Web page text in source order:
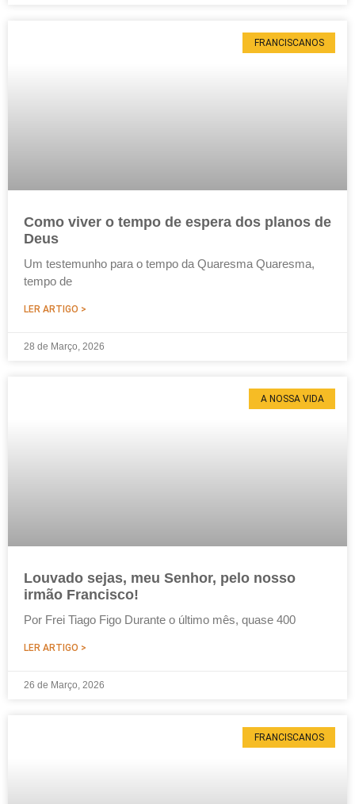
FRANCISCANOS
Como viver o tempo de espera dos planos de
Deus
Um testemunho para o tempo da Quaresma Quaresma,
tempo de
LER ARTIGO >
28 de Março, 2026
A NOSSA VIDA
Louvado sejas, meu Senhor, pelo nosso
irmão Francisco!
Por Frei Tiago Figo Durante o último mês, quase 400
LER ARTIGO >
26 de Março, 2026
FRANCISCANOS